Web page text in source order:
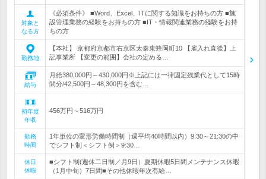
対象と
なる方
《必須条件》 ■Word、Excel、ITに関する知識をお持ちの方 ■施
設管理業務の経験をお持ちの方 ■IT・情報関連業務の経験をお持
ちの方
勤務地
【本社】 京都府京都市右京区太秦東蜂岡町10 【雇入れ直後】上
記事業所 【変更の範囲】会社の定める…
給与
月給380,000円～430,000円※上記には一律固定残業代として15時
間分/42,500円～48,300円を含む…
初年度
年収
456万円～516万円
勤務
時間
1年単位の変形労働時間制（週平均40時間以内）9:30～21:30の中
でシフト制＜シフト例＞9:30…
休日
休暇
■シフト制(週休二日制／月9日）夏期休暇5日間メンテナンス休暇
（1月中旬）7日間■その他休暇年次有給…